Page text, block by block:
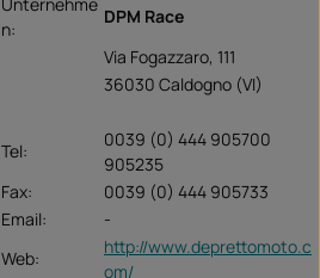
n:
DPM Race
Via Fogazzaro, 111
36030 Caldogno (VI)
Tel:
0039 (0) 444 905700
905235
Fax:
0039 (0) 444 905733
Email:
-
Web:
http://www.deprettomoto.c
om/